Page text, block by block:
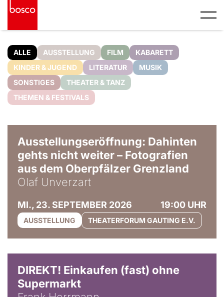
ALLE AUSSTELLUNG FILM
KABARETT
KINDER & JUGEND
LITERATUR
MUSIK
SONSTIGES
THEATER & TANZ
THEMEN & FESTIVALS
Ausstellungseröffnung: Dahinten
gehts nicht weiter – Fotografien
aus dem Oberpfälzer Grenzland
Olaf Unverzart
MI., 23. SEPTEMBER 2026 19:00 UHR
AUSSTELLUNG THEATERFORUM GAUTING E.V.
DIREKT! Einkaufen (fast) ohne
Supermarkt